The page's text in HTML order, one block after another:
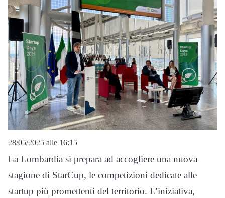
28/05/2025 alle 16:15
La Lombardia si prepara ad accogliere una nuova
stagione di StarCup, le competizioni dedicate alle
startup più promettenti del territorio. L’iniziativa,